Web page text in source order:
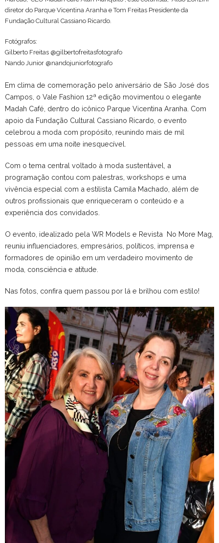
diretor do Parque Vicentina Aranha e Tom Freitas Presidente da
Fundação Cultural Cassiano Ricardo.
Fotógrafos:
Gilberto Freitas @gilbertofreitasfotografo
Nando Junior @nandojuniorfotografo
Em clima de comemoração pelo aniversário de São José dos
Campos, o Vale Fashion 12ª edição movimentou o elegante
Madah Café, dentro do icônico Parque Vicentina Aranha. Com
apoio da Fundação Cultural Cassiano Ricardo, o evento
celebrou a moda com propósito, reunindo mais de mil
pessoas em uma noite inesquecível.
Com o tema central voltado à moda sustentável, a
programação contou com palestras, workshops e uma
vivência especial com a estilista Camila Machado, além de
outros profissionais que enriqueceram o conteúdo e a
experiência dos convidados.
O evento, idealizado pela WR Models e Revista No More Mag,
reuniu influenciadores, empresários, políticos, imprensa e
formadores de opinião em um verdadeiro movimento de
moda, consciência e atitude.
Nas fotos, confira quem passou por lá e brilhou com estilo!